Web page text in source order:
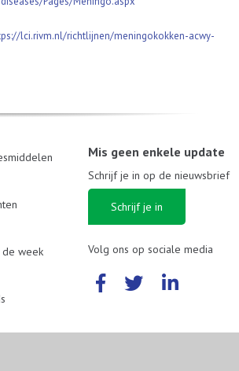
lci.rivm.nl/richtlijnen/meningokokken-acwy-
de week
Mis geen enkele update
Schrijf je in op de nieuwsbrief
Schrijf je in
Volg ons op sociale media